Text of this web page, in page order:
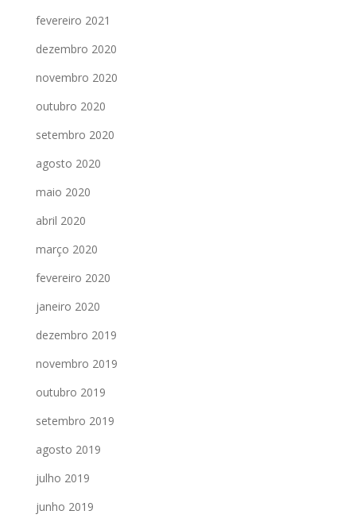
fevereiro 2021
dezembro 2020
novembro 2020
outubro 2020
setembro 2020
agosto 2020
maio 2020
abril 2020
março 2020
fevereiro 2020
janeiro 2020
dezembro 2019
novembro 2019
outubro 2019
setembro 2019
agosto 2019
julho 2019
junho 2019